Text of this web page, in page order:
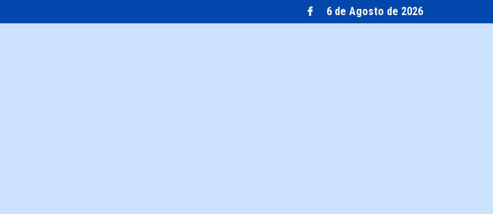
6 de Agosto de 2026